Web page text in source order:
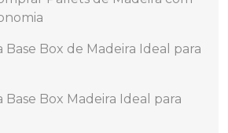
Base Box de Madeira Ideal para
Base Box Madeira Ideal para